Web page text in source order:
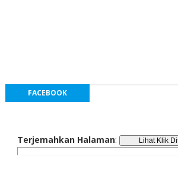
FACEBOOK
Terjemahkan Halaman: